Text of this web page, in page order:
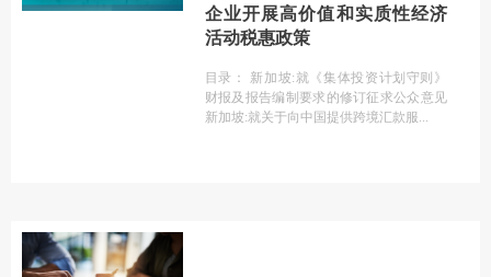
企业开展高价值和实质性经济
活动税惠政策
目录： 新加坡:就《集体投资计划守则》
财报及报告编制要求的修订征求公众意见
新加坡:就关于向中国提供跨境汇款服